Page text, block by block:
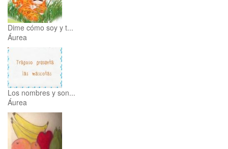
Dime cómo soy y t...
Áurea
Los nombres y son...
Áurea